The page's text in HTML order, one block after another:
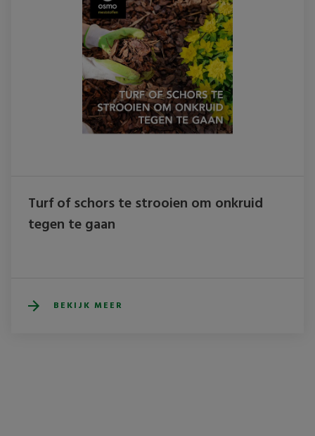
Turf of schors te strooien om onkruid
tegen te gaan
BEKIJK MEER